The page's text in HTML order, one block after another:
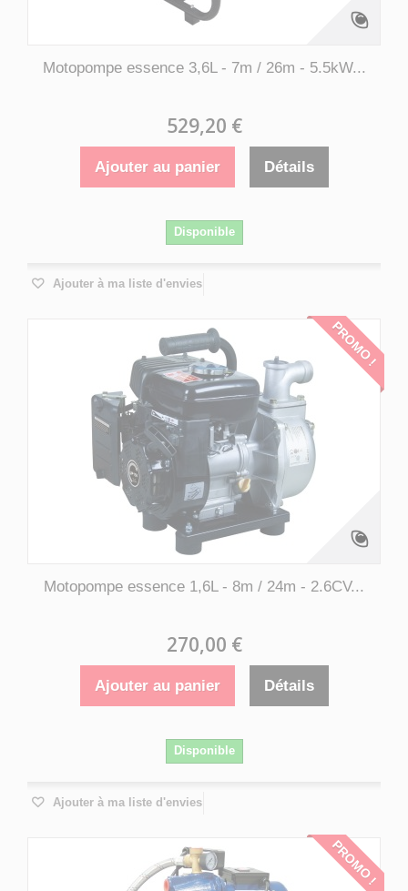
Motopompe essence 3,6L - 7m / 26m - 5.5kW...
529,20 €
Ajouter au panier Détails
Disponible
Ajouter à ma liste d'envies
PROMO !
Motopompe essence 1,6L - 8m / 24m - 2.6CV...
270,00 €
Ajouter au panier Détails
Disponible
Ajouter à ma liste d'envies
PROMO !